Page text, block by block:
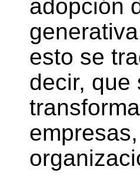
adopción
esto se
decir, que